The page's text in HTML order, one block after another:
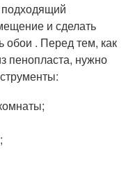
и сделать
обои . Перед тем, как
пенопласта, нужно